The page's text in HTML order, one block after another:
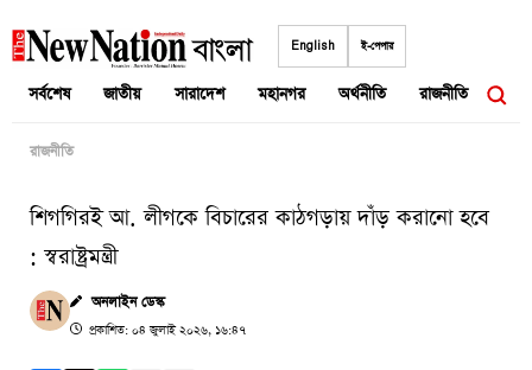
to
English ই-পেপার
সর্বশেষ জাতীয় সারাদেশ মহানগর অর্থনীতি রাজনীতি
রাজনীতি
শিগগিরই আ. লীগকে বিচারের কাঠগড়ায় দাঁড় করানো হবে
: স্বরাষ্ট্রমন্ত্রী
অনলাইন ডেস্ক
প্রকাশিত: ০৪ জুলাই ২০২৬, ১৬:৪৭